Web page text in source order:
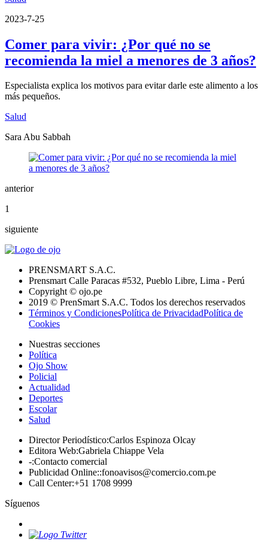
2023-7-25
Comer para vivir: ¿Por qué no se
recomienda la miel a menores de 3 años?
Especialista explica los motivos para evitar darle este alimento a los
más pequeños.
Salud
Sara Abu Sabbah
anterior
1
siguiente
PRENSMART S.A.C.
Prensmart Calle Paracas #532, Pueblo Libre, Lima - Perú
Copyright © ojo.pe
2019 © PrenSmart S.A.C. Todos los derechos reservados
Términos y CondicionesPolítica de PrivacidadPolítica de
Cookies
Nuestras secciones
Política
Ojo Show
Policial
Actualidad
Deportes
Escolar
Salud
Director Periodístico:Carlos Espinoza Olcay
Editora Web:Gabriela Chiappe Vela
-:Contacto comercial
Publicidad Online::fonoavisos@comercio.com.pe
Call Center:+51 1708 9999
Síguenos